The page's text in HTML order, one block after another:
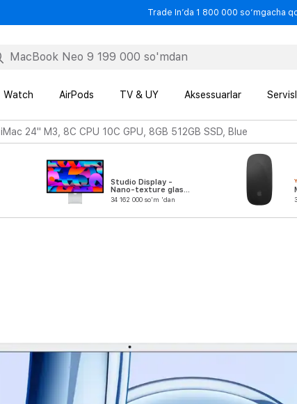
Trade In’da 1 800 000 so‘mgacha
Watch AirPods TV & UY Aksessuarlar
iMac 24" M3, 8C CPU 10C GPU, 8GB 512GB SSD, Blue
Studio Display -
Nano-texture glass
- Tilt-Adjustable
Stand
34 162 000 so'm 'dan